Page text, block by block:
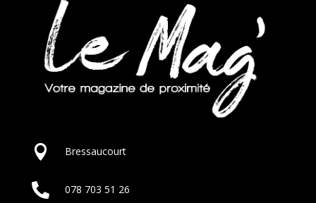
 Bressaucourt
 078 703 51 26